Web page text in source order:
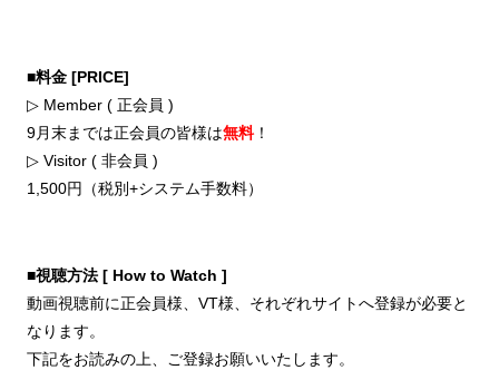
■料金 [PRICE]
▷ Member ( 正会員 )
9月末までは正会員の皆様は無料！
▷ Visitor ( 非会員 )
1,500円（税別+システム手数料）
■視聴方法 [ How to Watch ]
動画視聴前に正会員様、VT様、それぞれサイトへ登録が必要と
なります。
下記をお読みの上、ご登録お願いいたします。